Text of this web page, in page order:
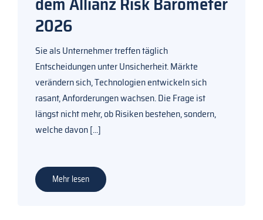
2026
Sie als Unternehmer treffen täglich
Entscheidungen unter Unsicherheit. Märkte
verändern sich, Technologien entwickeln sich
rasant, Anforderungen wachsen. Die Frage ist
längst nicht mehr, ob Risiken bestehen, sondern,
welche davon[...]
Mehr lesen